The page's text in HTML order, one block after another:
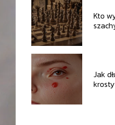
Kto
Jak